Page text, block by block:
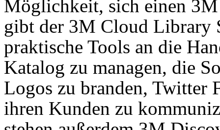
Möglichkeit, sich einen
gibt der 3M Cloud Library
praktische Tools an die
Katalog zu managen, die
Logos zu branden, Twitter
ihren Kunden zu